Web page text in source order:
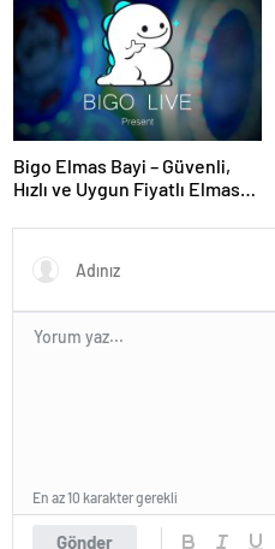
Bigo Elmas Bayi – Güvenli,
Hızlı ve Uygun Fiyatlı Elmas
Gönder
En az 10 karakter gerekli